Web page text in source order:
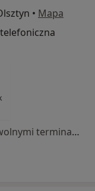
• Mapa
Brak dostępnych specjalistów z wolnymi terminami w tym centrum medycznym.